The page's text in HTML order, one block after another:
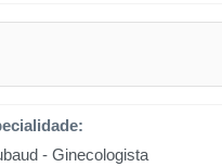
- Ginecologista